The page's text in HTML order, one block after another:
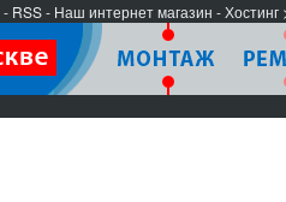
- RSS- Наш интернет магазин -Хостинг